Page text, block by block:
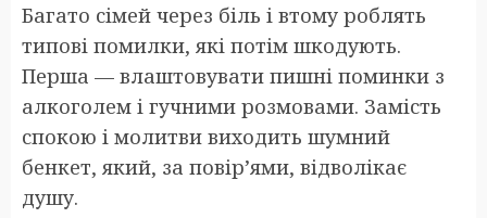
Багато сімей через біль і втому роблять
типові помилки, які потім шкодують.
Перша — влаштовувати пишні поминки з
алкоголем і гучними розмовами. Замість
спокою і молитви виходить шумний
бенкет, який, за повір’ями, відволікає
душу.